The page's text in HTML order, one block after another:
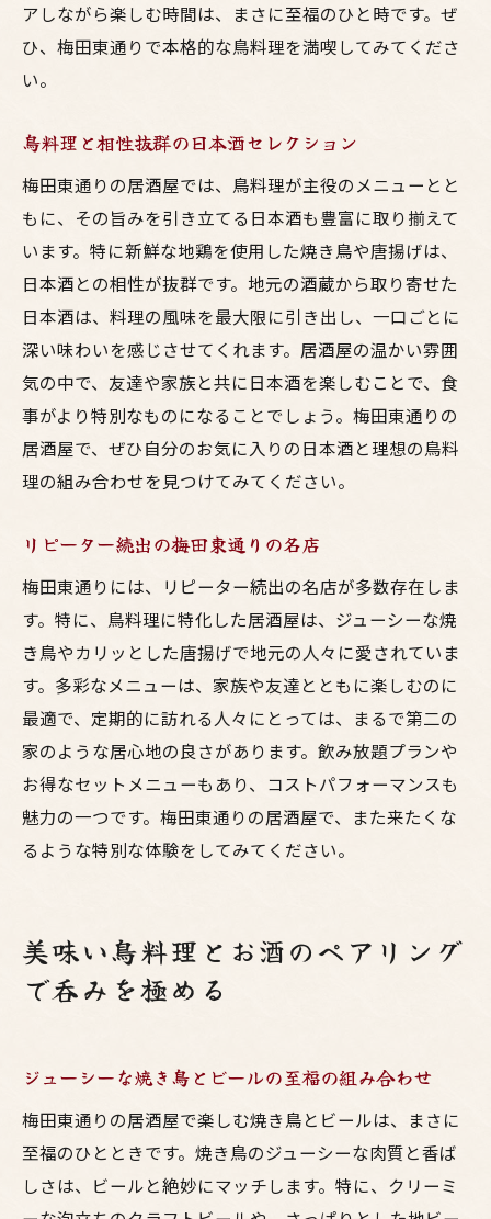
梅田東通りの人気カクテルランキング
すめ
お酒好き必見！居酒屋限定の特別メニュー
心に残るサービスでリピーター続出のお店
居酒屋選びで失敗しない！東通りの鳥料理ガイ
ド
初めての梅田東通り！初心者向けガイド
地元民が教える穴場居酒屋
口コミで高評価の鳥料理店
予算別に選べるおすすめ居酒屋
特別な日を彩る高級居酒屋の選び方
アしながら楽しむ時間は、まさに至福のひと時です。ぜ
ひ、梅田東通りで本格的な鳥料理を満喫してみてくださ
い。
鳥料理と相性抜群の日本酒セレクション
梅田東通りの居酒屋では、鳥料理が主役のメニューとと
もに、その旨みを引き立てる日本酒も豊富に取り揃えて
います。特に新鮮な地鶏を使用した焼き鳥や唐揚げは、
日本酒との相性が抜群です。地元の酒蔵から取り寄せた
日本酒は、料理の風味を最大限に引き出し、一口ごとに
深い味わいを感じさせてくれます。居酒屋の温かい雰囲
気の中で、友達や家族と共に日本酒を楽しむことで、食
事がより特別なものになることでしょう。梅田東通りの
居酒屋で、ぜひ自分のお気に入りの日本酒と理想の鳥料
理の組み合わせを見つけてみてください。
リピーター続出の梅田東通りの名店
梅田東通りには、リピーター続出の名店が多数存在しま
す。特に、鳥料理に特化した居酒屋は、ジューシーな焼
き鳥やカリッとした唐揚げで地元の人々に愛されていま
す。多彩なメニューは、家族や友達とともに楽しむのに
最適で、定期的に訪れる人々にとっては、まるで第二の
家のような居心地の良さがあります。飲み放題プランや
お得なセットメニューもあり、コストパフォーマンスも
魅力の一つです。梅田東通りの居酒屋で、また来たくな
るような特別な体験をしてみてください。
美味い鳥料理とお酒のペアリング
で呑みを極める
ジューシーな焼き鳥とビールの至福の組み合わせ
梅田東通りの居酒屋で楽しむ焼き鳥とビールは、まさに
至福のひとときです。焼き鳥のジューシーな肉質と香ば
しさは、ビールと絶妙にマッチします。特に、クリーミ